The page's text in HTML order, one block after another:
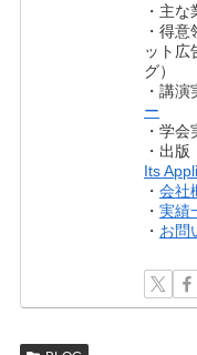
・主
・得
ット広
グ）
・講
ー
・学
・出版
Its
・会社
・実績
・ お問